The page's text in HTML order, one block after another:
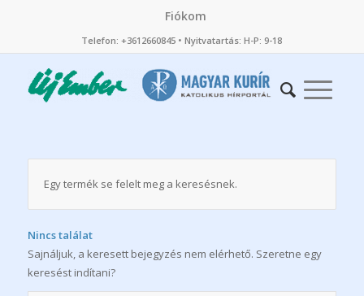
Fiókom
Telefon: +3612660845 • Nyitvatartás: H-P: 9-18
Egy termék se felelt meg a keresésnek.
Nincs találat
Sajnáljuk, a keresett bejegyzés nem elérhető. Szeretne egy
keresést indítani?